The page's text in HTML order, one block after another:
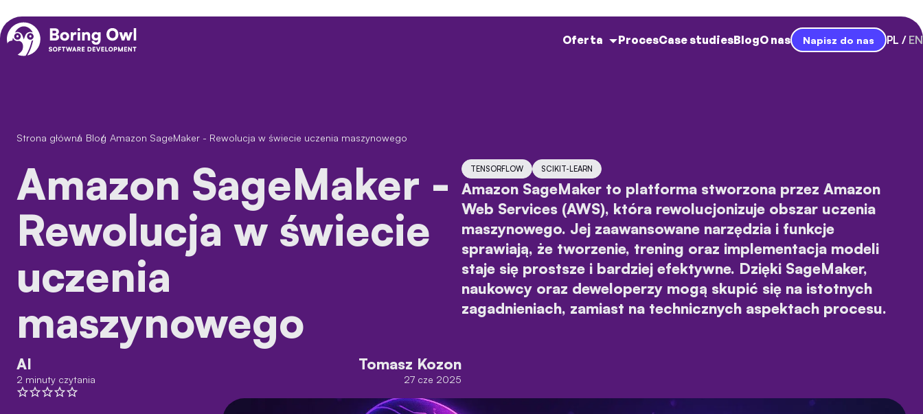
Oferta ProcesCase studiesBlogO nas Napisz do nas PL EN
Strona główna
/ Blog
/ Amazon SageMaker - Rewolucja w świecie uczenia maszynowego
Amazon SageMaker -
Rewolucja w świecie
uczenia
maszynowego
AI
2 minuty czytania
Tomasz Kozon
27 cze 2025
TENSORFLOW SCIKIT-LEARN
Amazon SageMaker to platforma stworzona przez Amazon
Web Services (AWS), która rewolucjonizuje obszar uczenia
maszynowego. Jej zaawansowane narzędzia i funkcje
sprawiają, że tworzenie, trening oraz implementacja modeli
staje się prostsze i bardziej efektywne. Dzięki SageMaker,
naukowcy oraz deweloperzy mogą skupić się na istotnych
zagadnieniach, zamiast na technicznych aspektach procesu.